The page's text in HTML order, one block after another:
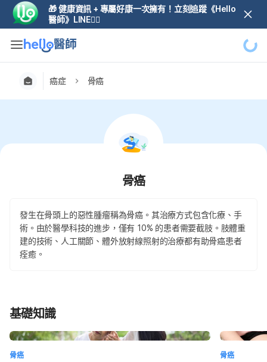
🎁 健康資訊 + 專屬好康一次擁有！立刻追蹤《Hello
醫師》LINE👆🏼
癌症 骨癌
骨癌
發生在骨頭上的惡性腫瘤稱為骨癌。其治療方式包含化療、手
術。由於醫學科技的進步，僅有 10% 的患者需要截肢。肢體重
建的技術、人工關節、體外放射線照射的治療都有助骨癌患者
痊癒。
基礎知識
骨癌 骨癌